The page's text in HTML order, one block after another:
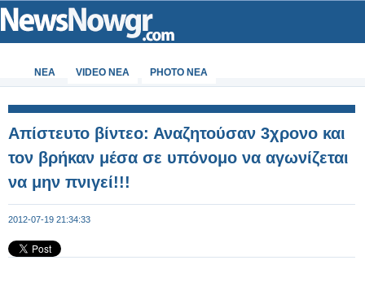
ΝΕΑ VIDEO NEA PHOTO NEA
Απίστευτο βίντεο: Αναζητούσαν 3χρονο και
τον βρήκαν μέσα σε υπόνομο να αγωνίζεται
να μην πνιγεί!!!
2012-07-19 21:34:33